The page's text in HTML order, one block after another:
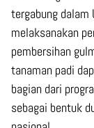
tergabung dalam
melaksanakan
pembersihan
tanaman padi
bagian dari
sebagai bentuk